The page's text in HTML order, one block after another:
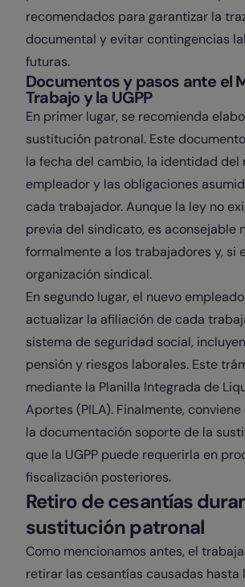
recomendados para garantizar la
documental y evitar contingencias
futuras.
Documentos y pasos ante el
Trabajo y la UGPP
En primer lugar, se recomienda
sustitución patronal. Este
la fecha del cambio, la identidad del
empleador y las obligaciones
cada trabajador. Aunque la ley no
previa del sindicato, es aconsejable
formalmente a los trabajadores y, si
organización sindical.
En segundo lugar, el nuevo
actualizar la afiliación de cada
sistema de seguridad social,
pensión y riesgos laborales. Este
mediante la Planilla Integrada de
Aportes (PILA). Finalmente,
la documentación soporte de la
que la UGPP puede requerirla en
fiscalización posteriores.
Retiro de cesantías
sustitución patronal
Como mencionamos antes, el
retirar las cesantías causadas hasta